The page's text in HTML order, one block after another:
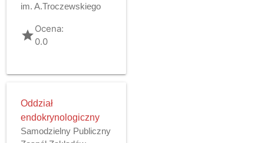
im. A.Troczewskiego
gradeOcena:
0.0
Oddział
endokrynologiczny
Samodzielny Publiczny